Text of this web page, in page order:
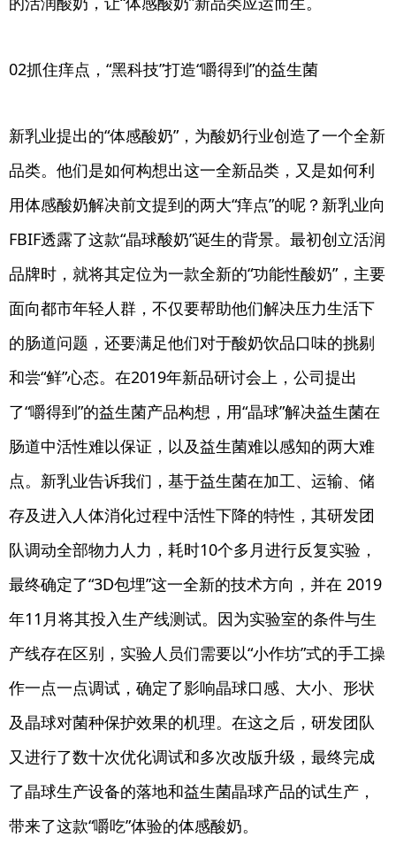
02抓住痒点，“黑科技”打造“嚼得到”的益生菌
新乳业提出的“体感酸奶”，为酸奶行业创造了一个全新
品类。他们是如何构想出这一全新品类，又是如何利
用体感酸奶解决前文提到的两大“痒点”的呢？新乳业向
FBIF透露了这款“晶球酸奶”诞生的背景。最初创立活润
品牌时，就将其定位为一款全新的“功能性酸奶”，主要
面向都市年轻人群，不仅要帮助他们解决压力生活下
的肠道问题，还要满足他们对于酸奶饮品口味的挑剔
和尝“鲜”心态。在2019年新品研讨会上，公司提出
了“嚼得到”的益生菌产品构想，用“晶球”解决益生菌在
肠道中活性难以保证，以及益生菌难以感知的两大难
点。新乳业告诉我们，基于益生菌在加工、运输、储
存及进入人体消化过程中活性下降的特性，其研发团
队调动全部物力人力，耗时10个多月进行反复实验，
最终确定了“3D包埋”这一全新的技术方向，并在 2019
年11月将其投入生产线测试。因为实验室的条件与生
产线存在区别，实验人员们需要以“小作坊”式的手工操
作一点一点调试，确定了影响晶球口感、大小、形状
及晶球对菌种保护效果的机理。在这之后，研发团队
又进行了数十次优化调试和多次改版升级，最终完成
了晶球生产设备的落地和益生菌晶球产品的试生产，
带来了这款“嚼吃”体验的体感酸奶。